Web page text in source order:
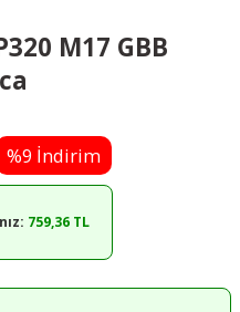
M17 GBB
%9 İndirim
759,36 TL